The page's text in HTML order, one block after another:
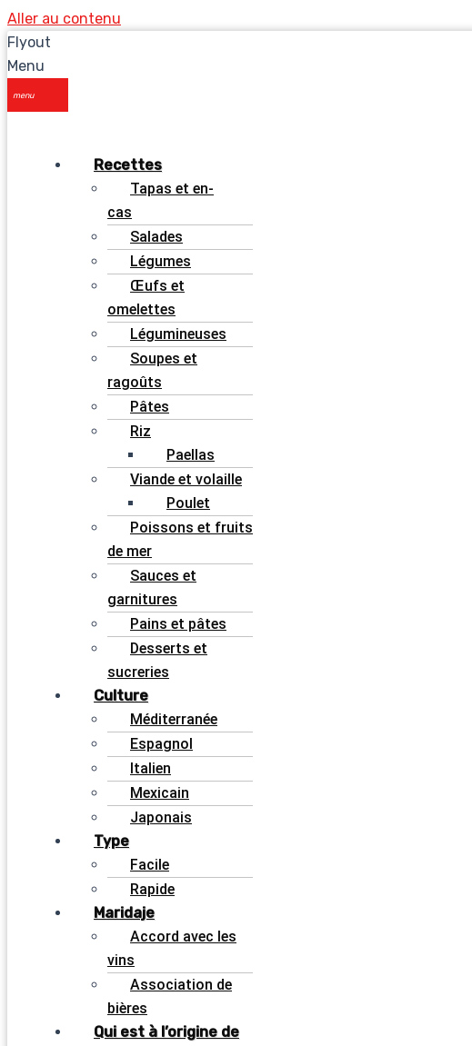
Aller au contenu
Flyout
Menu
Recettes
Tapas et en-
cas
Salades
Légumes
Œufs et
omelettes
Légumineuses
Soupes et
ragoûts
Pâtes
Riz
Paellas
Viande et volaille
Poulet
Poissons et fruits
de mer
Sauces et
garnitures
Pains et pâtes
Desserts et
sucreries
Culture
Méditerranée
Espagnol
Italien
Mexicain
Japonais
Type
Facile
Rapide
Maridaje
Accord avec les
vins
Association de
bières
Qui est à l’origine de